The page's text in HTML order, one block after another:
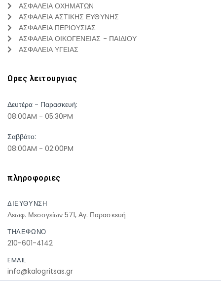
ΑΣΦΑΛΕΙΑ ΟΧΗΜΑΤΩΝ
ΑΣΦΑΛΕΙΑ ΑΣΤΙΚΗΣ ΕΥΘΥΝΗΣ
ΑΣΦΑΛΕΙΑ ΠΕΡΙΟΥΣΙΑΣ
ΑΣΦΑΛΕΙΑ ΟΙΚΟΓΕΝΕΙΑΣ - ΠΑΙΔΙΟΥ
ΑΣΦΑΛΕΙΑ ΥΓΕΙΑΣ
Ωρες λειτουργιας
Δευτέρα - Παρασκευή:
08:00AM - 05:30PM
Σαββάτο:
08:00AM - 02:00PM
πληροφοριες
ΔΙΕΥΘΥΝΣΗ
Λεωφ. Μεσογείων 571, Αγ. Παρασκευή
ΤΗΛΕΦΩΝΟ
210-601-4142
EMAIL
info@kalogritsas.gr